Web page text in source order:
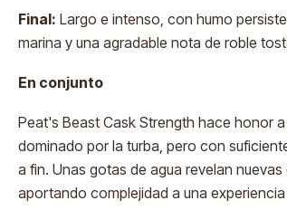
Final: Largo e intenso, con humo
marina y una agradable nota de roble
En conjunto
Peat's Beast Cask Strength hace honor
dominado por la turba, pero con
a fin. Unas gotas de agua revelan
aportando complejidad a una